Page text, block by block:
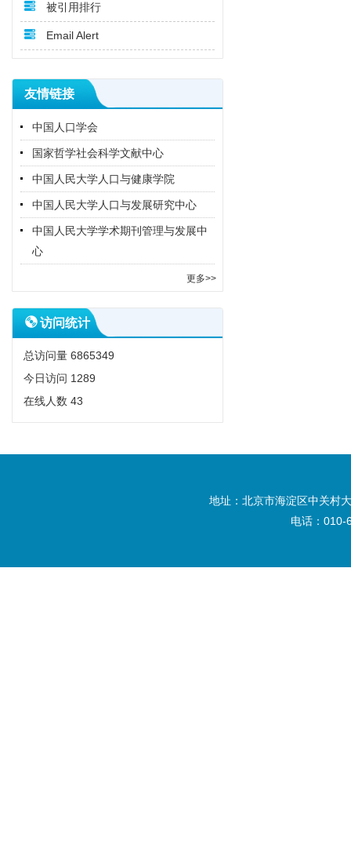
被引用排行
Email Alert
友情链接
中国人口学会
国家哲学社会科学文献中心
中国人民大学人口与健康学院
中国人民大学人口与发展研究中心
中国人民大学学术期刊管理与发展中
心
更多>>
访问统计
总访问量 6865349
今日访问 1289
在线人数 43
地址：北京市海淀区中关村
电话：